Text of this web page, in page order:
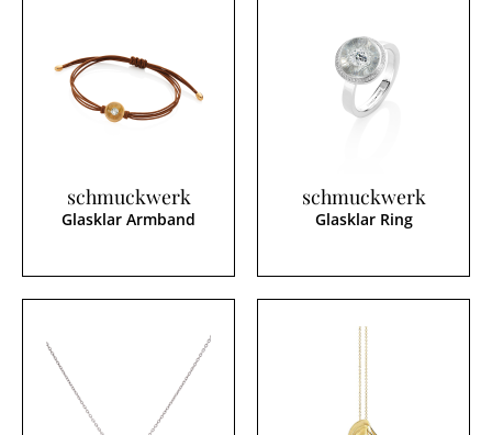
schmuckwerk
Glasklar Armband
schmuckwerk
Glasklar Ring